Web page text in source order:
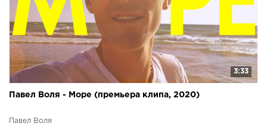
3:33
Павел Воля - Море (премьера клипа, 2020)
Павел Воля